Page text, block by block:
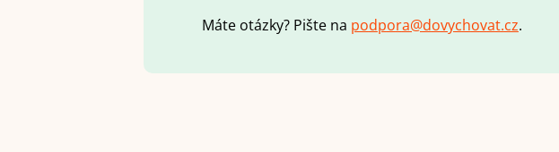
Máte otázky? Pište na podpora@dovychovat.cz.